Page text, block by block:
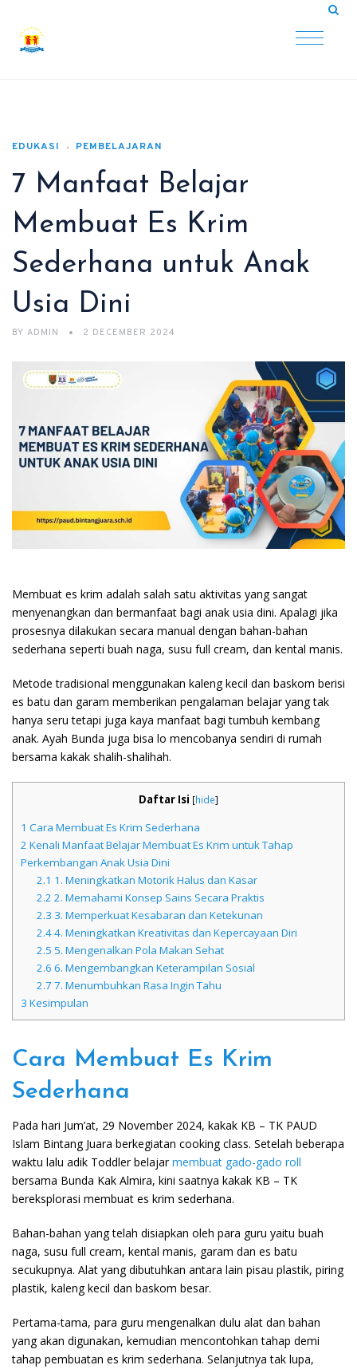
EDUKASI PEMBELAJARAN
7 Manfaat Belajar
Membuat Es Krim
Sederhana untuk Anak
Usia Dini
BY ADMIN 2 DECEMBER 2024
Membuat es krim adalah salah satu aktivitas yang sangat
menyenangkan dan bermanfaat bagi anak usia dini. Apalagi jika
prosesnya dilakukan secara manual dengan bahan-bahan
sederhana seperti buah naga, susu full cream, dan kental manis.
Metode tradisional menggunakan kaleng kecil dan baskom berisi
es batu dan garam memberikan pengalaman belajar yang tak
hanya seru tetapi juga kaya manfaat bagi tumbuh kembang
anak. Ayah Bunda juga bisa lo mencobanya sendiri di rumah
bersama kakak shalih-shalihah.
Daftar Isi [hide]
1 Cara Membuat Es Krim Sederhana
2 Kenali Manfaat Belajar Membuat Es Krim untuk Tahap
Perkembangan Anak Usia Dini
2.1 1. Meningkatkan Motorik Halus dan Kasar
2.2 2. Memahami Konsep Sains Secara Praktis
2.3 3. Memperkuat Kesabaran dan Ketekunan
2.44. Meningkatkan Kreativitas dan Kepercayaan Diri
2.5 5. Mengenalkan Pola Makan Sehat
2.6 6. Mengembangkan Keterampilan Sosial
2.7 7. Menumbuhkan Rasa Ingin Tahu
3 Kesimpulan
Cara Membuat Es Krim
Sederhana
Pada hari Jum’at, 29 November 2024, kakak KB – TK PAUD
Islam Bintang Juara berkegiatan cooking class. Setelah beberapa
waktu lalu adik Toddler belajarmembuat gado-gado roll
bersama Bunda Kak Almira, kini saatnya kakak KB – TK
bereksplorasi membuat es krim sederhana.
Bahan-bahan yang telah disiapkan oleh para guru yaitu buah
naga, susu full cream, kental manis, garam dan es batu
secukupnya. Alat yang dibutuhkan antara lain pisau plastik, piring
plastik, kaleng kecil dan baskom besar.
Pertama-tama, para guru mengenalkan dulu alat dan bahan
yang akan digunakan, kemudian mencontohkan tahap demi
tahap pembuatan es krim sederhana. Selanjutnya tak lupa,